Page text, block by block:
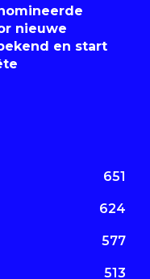
nieuwe
en start
651
624
577
513